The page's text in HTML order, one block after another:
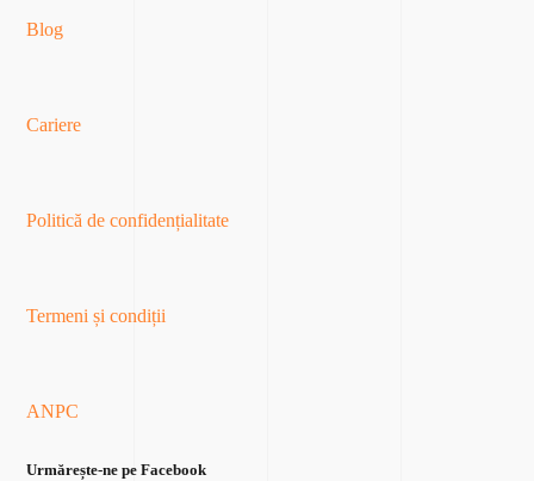
Blog
Cariere
Politică de confidențialitate
Termeni și condiții
ANPC
Urmărește-ne pe Facebook